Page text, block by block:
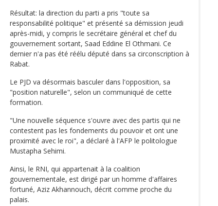
Résultat: la direction du parti a pris "toute sa
responsabilité politique" et présenté sa démission jeudi
après-midi, y compris le secrétaire général et chef du
gouvernement sortant, Saad Eddine El Othmani. Ce
dernier n'a pas été réélu député dans sa circonscription à
Rabat.
Le PJD va désormais basculer dans l'opposition, sa
"position naturelle", selon un communiqué de cette
formation.
"Une nouvelle séquence s'ouvre avec des partis qui ne
contestent pas les fondements du pouvoir et ont une
proximité avec le roi", a déclaré à l'AFP le politologue
Mustapha Sehimi.
Ainsi, le RNI, qui appartenait à la coalition
gouvernementale, est dirigé par un homme d'affaires
fortuné, Aziz Akhannouch, décrit comme proche du
palais.